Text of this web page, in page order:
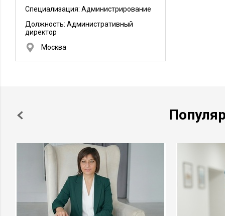
Специализация: Администрирование
Должность: Административный
директор
Москва